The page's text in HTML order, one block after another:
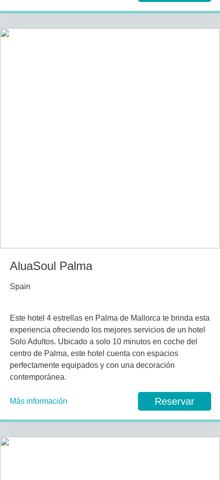
AluaSoul Palma
Spain
Este hotel 4 estrellas en Palma de Mallorca te brinda esta
experiencia ofreciendo los mejores servicios de un hotel
Solo Adultos. Ubicado a solo 10 minutos en coche del
centro de Palma, este hotel cuenta con espacios
perfectamente equipados y con una decoración
contemporánea.
Más información Reservar